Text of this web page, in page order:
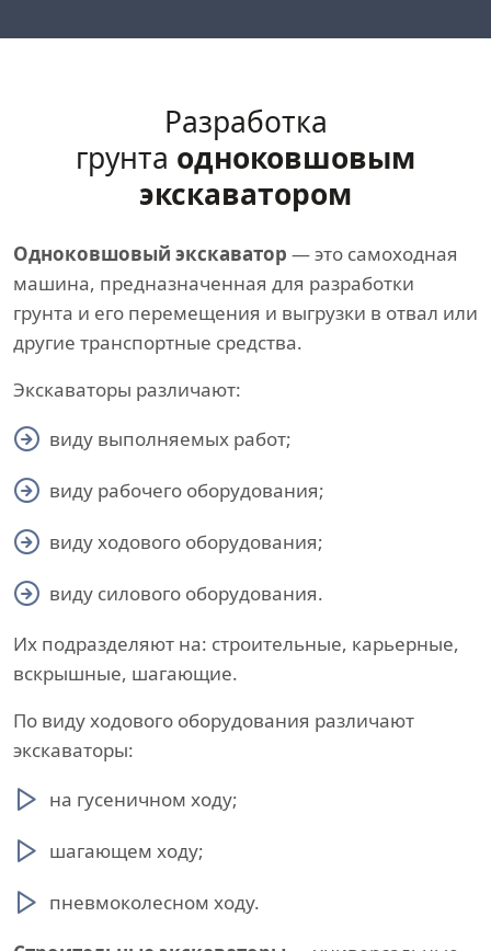
Разработка
грунта одноковшовым
экскаватором
Одноковшовый экскаватор — это самоходная
машина, предназначенная для разработки
грунта и его перемещения и выгрузки в отвал или
другие транспортные средства.
Экскаваторы различают:
виду выполняемых работ;
виду рабочего оборудования;
виду ходового оборудования;
виду силового оборудования.
Их подразделяют на: строительные, карьерные,
вскрышные, шагающие.
По виду ходового оборудования различают
экскаваторы:
на гусеничном ходу;
шагающем ходу;
пневмоколесном ходу.